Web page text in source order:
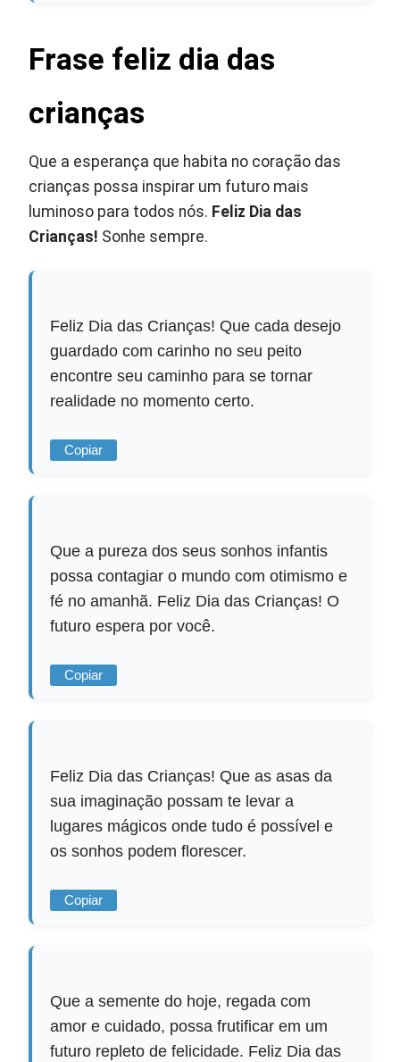
Frase feliz dia das
crianças
Que a esperança que habita no coração das
crianças possa inspirar um futuro mais
luminoso para todos nós. Feliz Dia das
Crianças! Sonhe sempre.
Feliz Dia das Crianças! Que cada desejo
guardado com carinho no seu peito
encontre seu caminho para se tornar
realidade no momento certo.
Copiar
Que a pureza dos seus sonhos infantis
possa contagiar o mundo com otimismo e
fé no amanhã. Feliz Dia das Crianças! O
futuro espera por você.
Copiar
Feliz Dia das Crianças! Que as asas da
sua imaginação possam te levar a
lugares mágicos onde tudo é possível e
os sonhos podem florescer.
Copiar
Que a semente do hoje, regada com
amor e cuidado, possa frutificar em um
futuro repleto de felicidade. Feliz Dia das